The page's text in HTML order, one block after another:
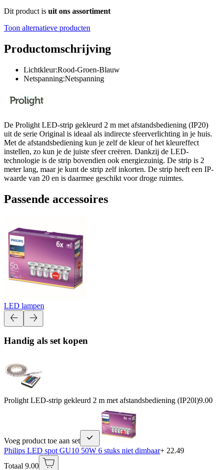
Dit product is uit ons assortiment
Toon alternatieve producten
Productomschrijving
Lichtkleur:Rood-Groen-Blauw
Netspanning:Netspanning
De Prolight LED-strip gekleurd 2 m met afstandsbediening (IP20)
uit de serie Original is ideaal als indirecte sfeerverlichting in je huis.
Met de afstandsbediening kun je zelf de kleur of het kleureffect
instellen, zo kun je de juiste sfeer creëren. Dankzij de LED-
technologie is de strip bovendien ook energiezuinig. De strip is 2
meter lang, maar je kunt de strip zelf inkorten. De strip heeft een IP-
waarde van 20 en is daarmee geschikt voor droge ruimtes.
Passende accessoires
LED lampen
Handig als set kopen
Prolight LED-strip gekleurd 2 m met afstandsbediening (IP20l)9.00
Voeg product toe aan set
Philips LED spot GU10 50W 6 stuks niet dimbaar+ 22.49
Totaal 9.00